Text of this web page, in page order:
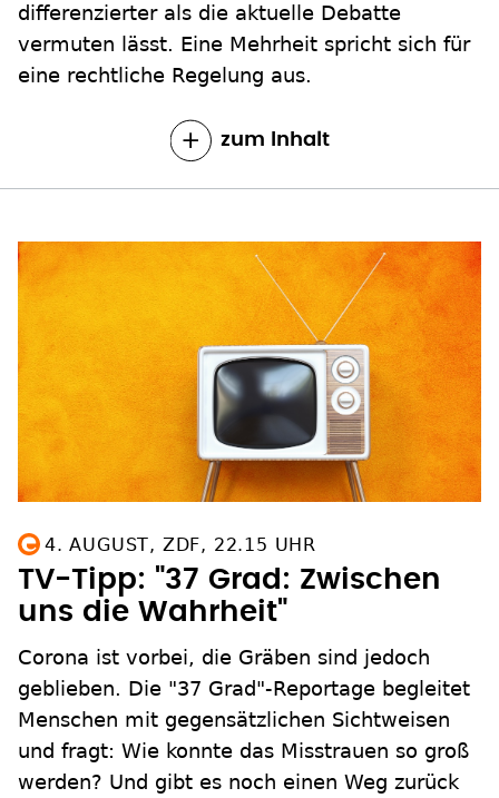
differenzierter als die aktuelle Debatte
vermuten lässt. Eine Mehrheit spricht sich für
eine rechtliche Regelung aus.
zum Inhalt
4. AUGUST, ZDF, 22.15 UHR
TV-Tipp: "37 Grad: Zwischen
uns die Wahrheit"
Corona ist vorbei, die Gräben sind jedoch
geblieben. Die "37 Grad"-Reportage begleitet
Menschen mit gegensätzlichen Sichtweisen
und fragt: Wie konnte das Misstrauen so groß
werden? Und gibt es noch einen Weg zurück